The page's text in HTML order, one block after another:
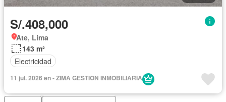
S/.408,000
Ate, Lima
143 m²
Electricidad
11 jul. 2026 en - ZIMA GESTION INMOBILIARIA